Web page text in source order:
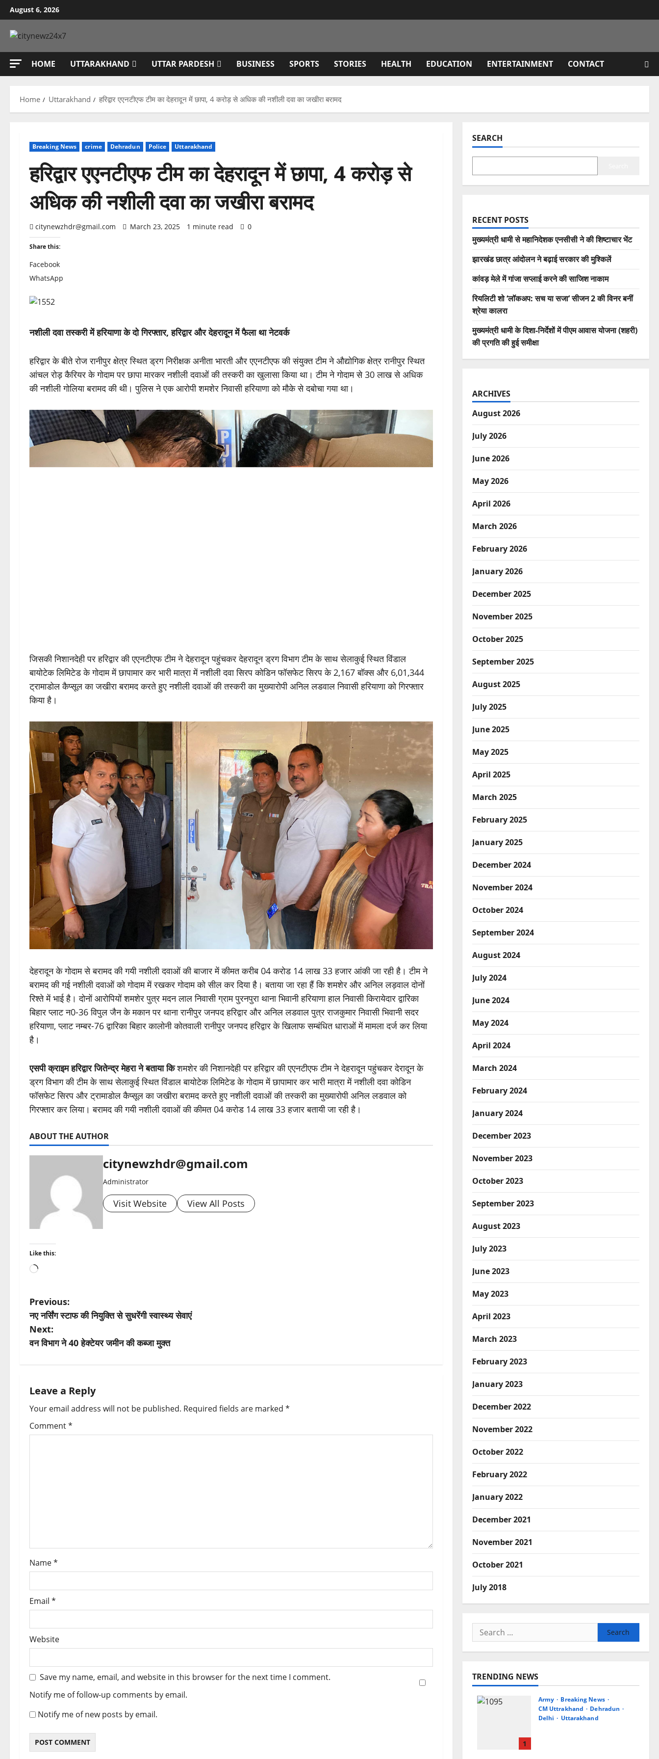
Skip
to
content
August 6, 2026
HOME UTTARAKHAND UTTAR PARDESH BUSINESS SPORTS STORIES HEALTH EDUCATION ENTERTAINMENT CONTACT
Home Uttarakhand हरिद्वार एएनटीएफ टीम का देहरादून में छापा, 4 करोड़ से अधिक की नशीली दवा का जखीरा बरामद
Breaking News crime Dehradun Police Uttarakhand
हरिद्वार एएनटीएफ टीम का देहरादून में छापा, 4 करोड़ से
अधिक की नशीली दवा का जखीरा बरामद
citynewzhdr@gmail.com March 23, 2025 1 minute read 0
Share this:
Facebook
WhatsApp
नशीली दवा तस्करी में हरियाणा के दो गिरफ्तार, हरिद्वार और देहरादून में फैला था नेटवर्क
हरिद्वार के बीते रोज रानीपुर क्षेत्र स्थित ड्रग निरीक्षक अनीता भारती और एएनटीएफ की संयुक्त टीम ने औद्योगिक क्षेत्र रानीपुर स्थित
आंचल रोड़ कैरियर के गोदाम पर छापा मारकर नशीली दवाओं की तस्करी का खुलासा किया था। टीम ने गोदाम से 30 लाख से अधिक
की नशीली गोलिया बरामद की थी। पुलिस ने एक आरोपी शमशेर निवासी हरियाणा को मौके से दबोचा गया था।
जिसकी निशानदेही पर हरिद्वार की एएनटीएफ टीम ने देहरादून पहुंचकर देहरादून ड्रग विभाग टीम के साथ सेलाकुई स्थित विंडाल
बायोटेक लिमिटेड के गोदाम में छापामार कर भारी मात्रा में नशीली दवा सिरप कोडिन फॉसफेट सिरप के 2,167 बॉक्स और 6,01,344
ट्रामाडोल कैप्सूल का जखीरा बरामद करते हुए नशीली दवाओं की तस्करी का मुख्यारोपी अनिल लडवाल निवासी हरियाणा को गिरफ्तार
किया है।
देहरादून के गोदाम से बरामद की गयी नशीली दवाओं की बाजार में कीमत करीब 04 करोड 14 लाख 33 हजार आंकी जा रही है। टीम ने
बरामद की गई नशीली दवाओं को गोदाम में रखकर गोदाम को सील कर दिया है। बताया जा रहा हैं कि शमशेर और अनिल लड़वाल दोनों
रिश्ते में भाई है। दोनों आरोपियों शमशेर पुत्र मदन लाल निवासी ग्राम पुरनपुरा थाना भिवानी हरियाणा हाल निवासी किरायेदार द्वारिका
बिहार प्लाट न0-36 विपुल जैन के मकान पर थाना रानीपुर जनपद हरिद्वार और अनिल लडवाल पुत्र राजकुमार निवासी भिवानी सदर
हरियाणा, प्लाट नम्बर-76 द्वारिका बिहार कालोनी कोतवाली रानीपुर जनपद हरिद्वार के खिलाफ सम्बंधित धाराओं में मामला दर्ज कर लिया
है।
एसपी क्राइम हरिद्वार जितेन्द्र मेहरा ने बताया किशमशेर की निशानदेही पर हरिद्वार की एएनटीएफ टीम ने देहरादून पहुंचकर देरादून के
ड्रग विभाग की टीम के साथ सेलाकुई स्थित विंडाल बायोटेक लिमिटेड के गोदाम में छापामार कर भारी मात्रा में नशीली दवा कोडिन
फॉसफेट सिरप और ट्रामाडोल कैप्सूल का जखीरा बरामद करते हुए नशीली दवाओं की तस्करी का मुख्यारोपी अनिल लडवाल को
गिरफ्तार कर लिया। बरामद की गयी नशीली दवाओं की कीमत 04 करोड 14 लाख 33 हजार बतायी जा रही है।
ABOUT THE AUTHOR
citynewzhdr@gmail.com
Administrator
Visit Website View All Posts
Like this:
Loading…
P
o
s
n
a
v
o
n
Previous:
नए नर्सिंग स्टाफ की नियुक्ति से सुधरेंगी स्वास्थ्य सेवाएं
Next:
वन विभाग ने 40 हेक्टेयर जमीन की कब्जा मुक्त
Leave a Reply
Your email address will not be published. Required fields are marked *
Comment*
Name*
Email *
Website
Save my name, email, and website in this browser for the next time I comment.
Notify me of follow-up comments by email.
Notify me of new posts by email.
SEARCH
RECENT POSTS
मुख्यमंत्री धामी से महानिदेशक एनसीसी ने की शिष्टाचार भेंट
झारखंड छात्र आंदोलन ने बढ़ाई सरकार की मुश्किलें
कांवड़ मेले में गांजा सप्लाई करने की साजिश नाकाम
रियलिटी शो ‘लॉकअप: सच या सजा’ सीजन 2 की विनर बनीं
श्रेया कालरा
मुख्यमंत्री धामी के दिशा-निर्देशों में पीएम आवास योजना (शहरी)
की प्रगति की हुई समीक्षा
ARCHIVES
August 2026
July 2026
June 2026
May 2026
April 2026
March 2026
February 2026
January 2026
December 2025
November 2025
October 2025
September 2025
August 2025
July 2025
June 2025
May 2025
April 2025
March 2025
February 2025
January 2025
December 2024
November 2024
October 2024
September 2024
August 2024
July 2024
June 2024
May 2024
April 2024
March 2024
February 2024
January 2024
December 2023
November 2023
October 2023
September 2023
August 2023
July 2023
June 2023
May 2023
April 2023
March 2023
February 2023
January 2023
December 2022
November 2022
October 2022
February 2022
January 2022
December 2021
November 2021
October 2021
July 2018
Search
for:
TRENDING NEWS
1
Army
Breaking News
CM Uttrakhand
Dehradun
Delhi
Uttarakhand